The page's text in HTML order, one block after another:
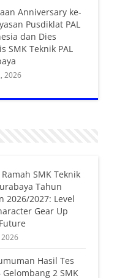
Anniversary ke-
Pusdiklat PAL
dan Dies
SMK Teknik PAL
2026
Ramah SMK Teknik
Tahun
2026/2027: Level
Gear Up
2026
Hasil Tes
Gelombang 2 SMK